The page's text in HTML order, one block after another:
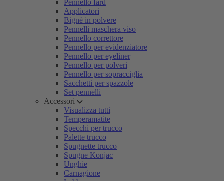
Pennello fard
Applicatori
Bignè in polvere
Pennelli maschera viso
Pennello correttore
Pennello per evidenziatore
Pennello per eyeliner
Pennello per polveri
Pennello per sopracciglia
Sacchetti per spazzole
Set pennelli
Accessori
Visualizza tutti
Temperamatite
Specchi per trucco
Palette trucco
Spugnette trucco
Spugne Konjac
Unghie
Carnagione